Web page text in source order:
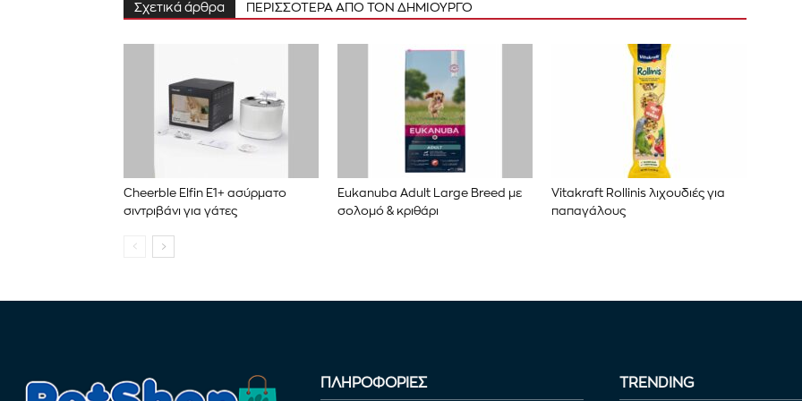
Σχετικά άρθρα ΠΕΡΙΣΣΟΤΕΡΑ ΑΠΟ ΤΟΝ ΔΗΜΙΟΥΡΓΟ
Cheerble Elfin E1+ ασύρματο
σιντριβάνι για γάτες
Eukanuba Adult Large Breed με
σολομό & κριθάρι
Vitakraft Rollinis λιχουδιές για
παπαγάλους
ΠΛΗΡΟΦΟΡΙΕΣ TRENDING